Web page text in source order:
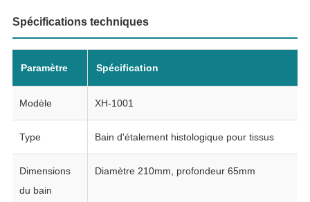
Spécifications techniques
Paramètre Spécification
Modèle XH-1001
Type Bain d'étalement histologique pour tissus
Dimensions
du bain
Diamètre 210mm, profondeur 65mm